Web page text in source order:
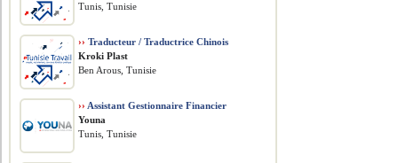
Tunis, Tunisie
›› Traducteur / Traductrice Chinois
Kroki Plast
Ben Arous, Tunisie
›› Assistant Gestionnaire Financier
Youna
Tunis, Tunisie